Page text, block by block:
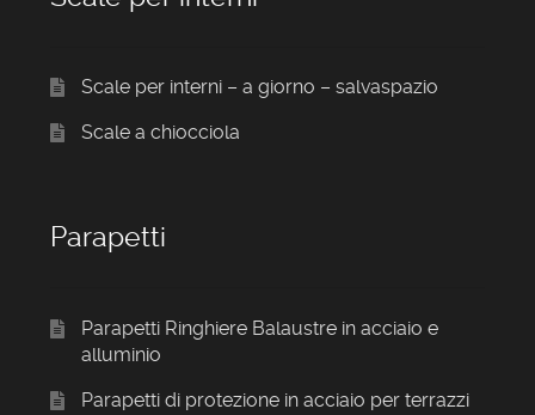
Scale per interni – a giorno – salvaspazio
Scale a chiocciola
Parapetti
Parapetti Ringhiere Balaustre in acciaio e
alluminio
Parapetti di protezione in acciaio per terrazzi